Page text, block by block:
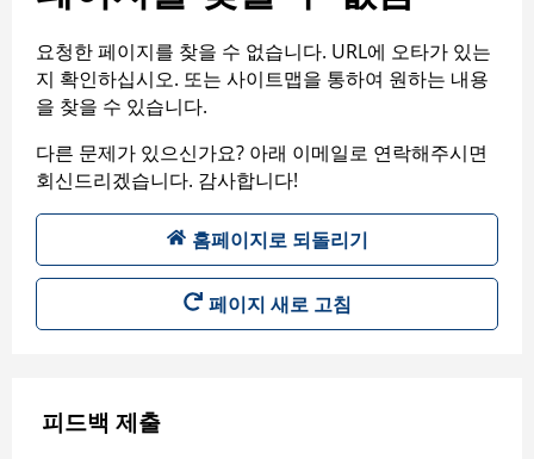
요청한 페이지를 찾을 수 없습니다. URL에 오타가 있는
지 확인하십시오. 또는 사이트맵을 통하여 원하는 내용
을 찾을 수 있습니다.
다른 문제가 있으신가요? 아래 이메일로 연락해주시면
회신드리겠습니다. 감사합니다!
홈페이지로 되돌리기
페이지 새로 고침
피드백 제출